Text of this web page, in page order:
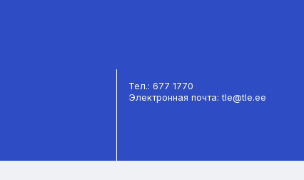
Тел.: 677 1770
Электронная почта: tle@tle.ee